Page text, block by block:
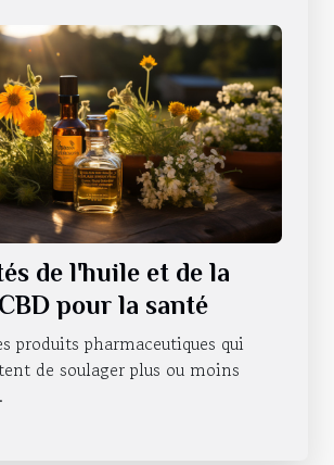
de l'huile et de la
pour la santé
produits pharmaceutiques qui
de soulager plus ou moins